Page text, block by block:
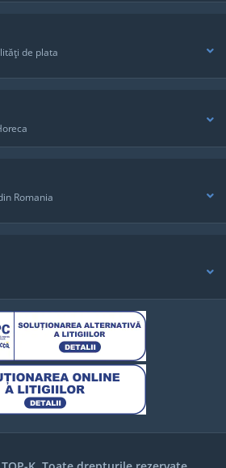
de plata
Romania